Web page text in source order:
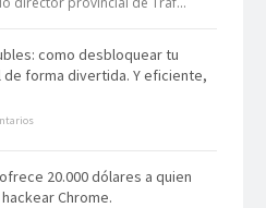
abandonado
como desbloquear tu
de forma divertida. Y eficiente,
20.000 dólares a quien
Chrome.